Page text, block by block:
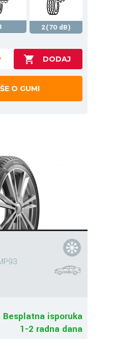
2(70 dB)
O GUMI
Besplatna isporuka
1-2 radna dana